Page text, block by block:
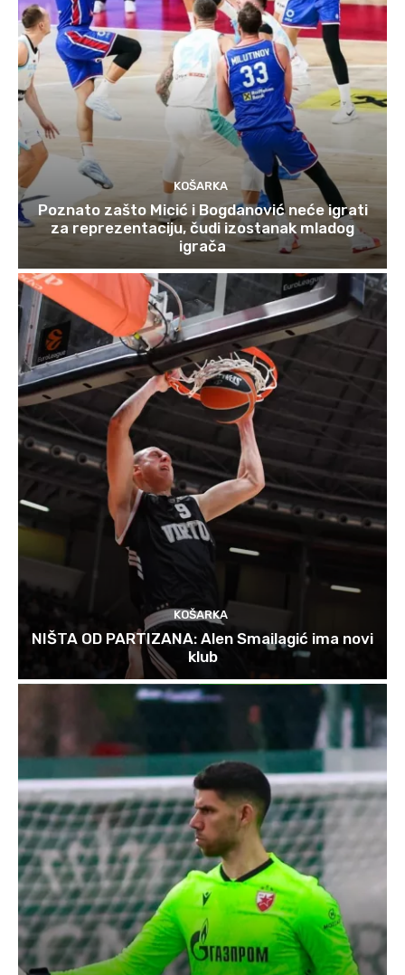
KOŠARKA
Poznato zašto Micić i Bogdanović neće igrati
za reprezentaciju, čudi izostanak mladog
igrača
KOŠARKA
NIŠTA OD PARTIZANA: Alen Smailagić ima novi
klub